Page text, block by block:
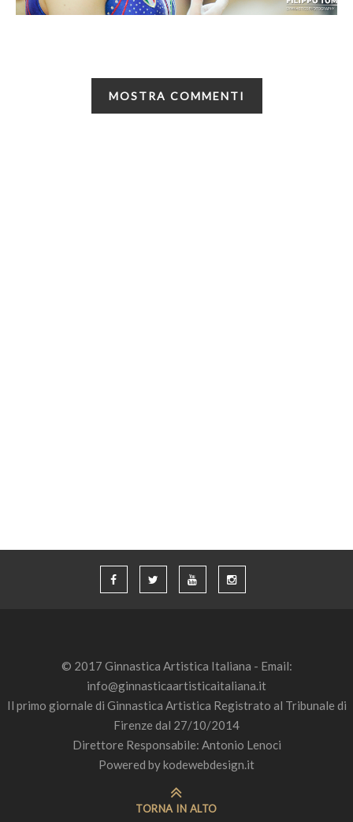
MOSTRA COMMENTI
© 2017 Ginnastica Artistica Italiana - Email:
info@ginnasticaartisticaitaliana.it
Il primo giornale di Ginnastica Artistica Registrato al Tribunale di
Firenze dal 27/10/2014
Direttore Responsabile: Antonio Lenoci
Powered bykodewebdesign.it
TORNA IN ALTO